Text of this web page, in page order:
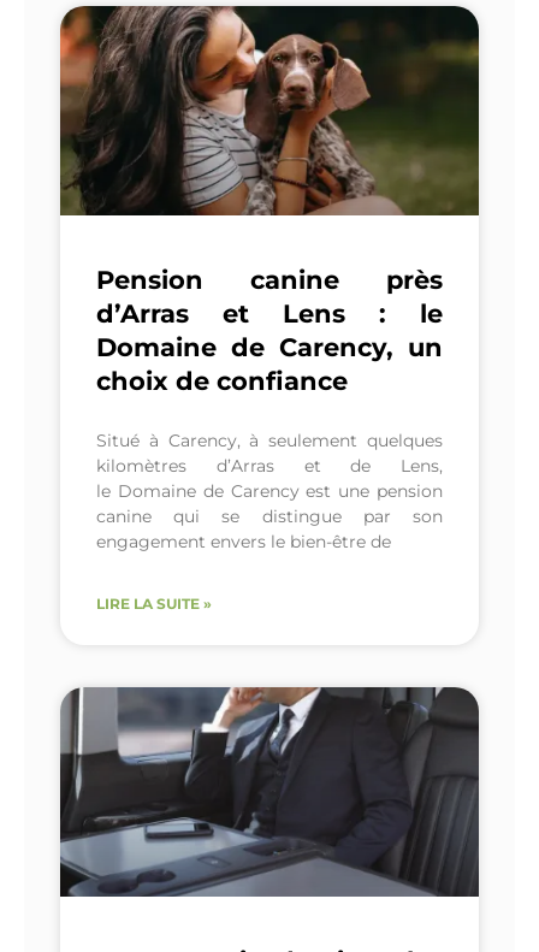
Pension canine près
d’Arras et Lens : le
Domaine de Carency, un
choix de confiance
Situé à Carency, à seulement quelques
kilomètres d’Arras et de Lens,
le Domaine de Carency est une pension
canine qui se distingue par son
engagement envers le bien-être de
LIRE LA SUITE »